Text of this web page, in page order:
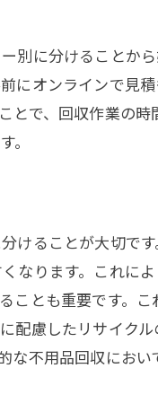
別に分けることか
にオンラインで見
とで、回収作業の時
。
けることが大切で
なります。これに
ことも重要です。こ
配慮したリサイク
な不用品回収におい